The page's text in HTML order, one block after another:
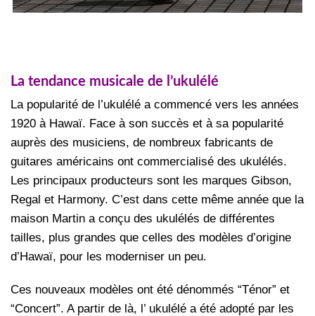
La tendance musicale de l’ukulélé
La popularité de l’ukulélé a commencé vers les années
1920 à Hawaï. Face à son succès et à sa popularité
auprès des musiciens, de nombreux fabricants de
guitares américains ont commercialisé des ukulélés.
Les principaux producteurs sont les marques Gibson,
Regal et Harmony. C’est dans cette même année que la
maison Martin a conçu des ukulélés de différentes
tailles, plus grandes que celles des modèles d’origine
d’Hawaï, pour les moderniser un peu.
Ces nouveaux modèles ont été dénommés “Ténor” et
“Concert”. A partir de là, l’ ukulélé a été adopté par les